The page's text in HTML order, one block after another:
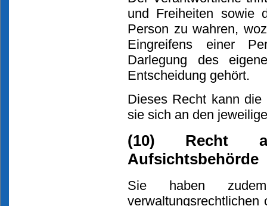
und Freiheiten sowie
Person zu wahren,
Eingreifens einer
Darlegung des
Entscheidung gehört.
Dieses Recht kann die
sie sich an den
(10) Recht
Aufsichtsbehörde
Sie haben